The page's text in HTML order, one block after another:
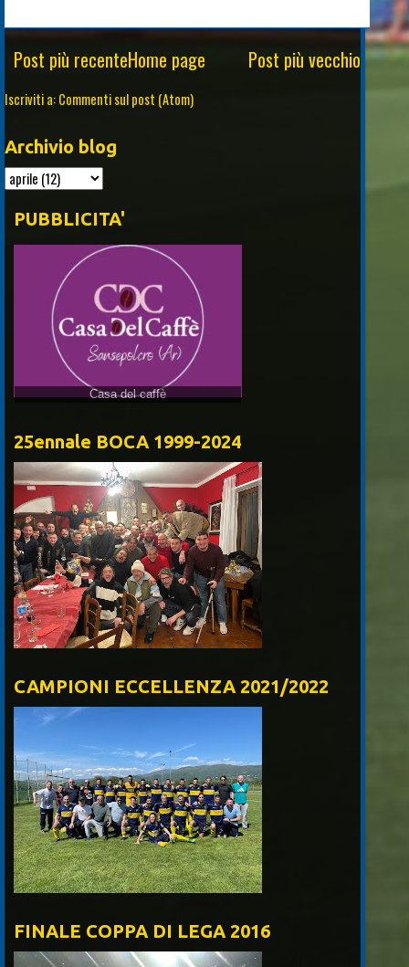
Post più recente Post più vecchio
Home page
Iscriviti a:Commenti sul post (Atom)
Archivio blog
PUBBLICITA'
25ennale BOCA 1999-2024
CAMPIONI ECCELLENZA 2021/2022
FINALE COPPA DI LEGA 2016